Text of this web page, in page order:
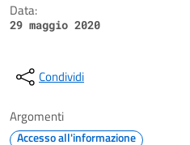
Data:
29 maggio 2020
Condividi
Argomenti
Accesso all'informazione